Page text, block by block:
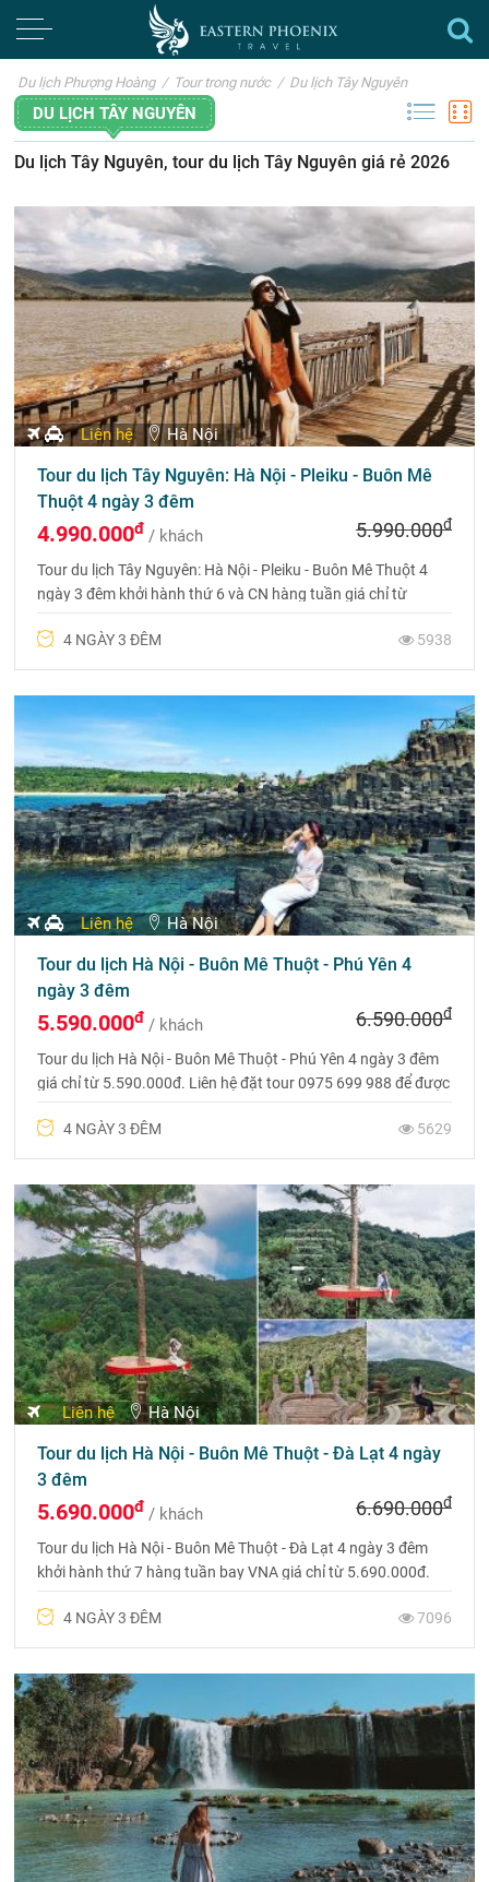
Du lịch Phượng Hoàng / Tour trong nước / Du lịch Tây Nguyên
DU LỊCH TÂY NGUYÊN
Du lịch Tây Nguyên, tour du lịch Tây Nguyên giá rẻ 2026
Liên hệ Hà Nội
Tour du lịch Tây Nguyên: Hà Nội - Pleiku - Buôn Mê
Thuột 4 ngày 3 đêm
4.990.000đ / khách 5.990.000đ
Tour du lịch Tây Nguyên: Hà Nội - Pleiku - Buôn Mê Thuột 4
ngày 3 đêm khởi hành thứ 6 và CN hàng tuần giá chỉ từ
nhận ngay ưu đãi từ Du lịch Phượng Hoàng
4 NGÀY 3 ĐÊM 5938
Liên hệ Hà Nội
Tour du lịch Hà Nội - Buôn Mê Thuột - Phú Yên 4
ngày 3 đêm
5.590.000đ / khách 6.590.000đ
Tour du lịch Hà Nội - Buôn Mê Thuột - Phú Yên 4 ngày 3 đêm
giá chỉ từ 5.590.000đ. Liên hệ đặt tour 0975 699 988 để được
Phượng Hoàng nhé
4 NGÀY 3 ĐÊM 5629
Liên hệ Hà Nội
Tour du lịch Hà Nội - Buôn Mê Thuột - Đà Lạt 4 ngày
3 đêm
5.690.000đ / khách 6.690.000đ
Tour du lịch Hà Nội - Buôn Mê Thuột - Đà Lạt 4 ngày 3 đêm
khởi hành thứ 7 hàng tuần bay VNA giá chỉ từ 5.690.000đ.
phí 4 NGÀY 3 ĐÊM 7096